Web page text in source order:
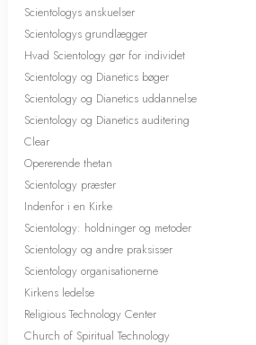
Scientologys anskuelser
Scientologys grundlægger
Hvad Scientology gør for individet
Scientology og Dianetics bøger
Scientology og Dianetics uddannelse
Scientology og Dianetics auditering
Clear
Opererende thetan
Scientology præster
Indenfor i en Kirke
Scientology: holdninger og metoder
Scientology og andre praksisser
Scientology organisationerne
Kirkens ledelse
Religious Technology Center
Church of Spiritual Technology